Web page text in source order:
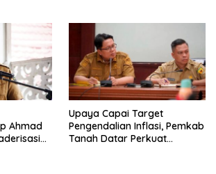
Ahmad
Upaya Capai Target
Pengendalian Inflasi, Pemkab
Tanah Datar Perkuat